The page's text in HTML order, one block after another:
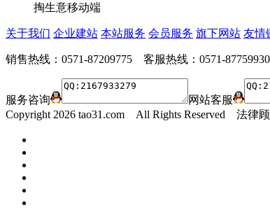
掏生意移动端
关于我们 企业建站 本站服务 会员服务 旗下网站 友情
销售热线：0571-87209775 客服热线：0571-
服务咨询 网站客服
Copyright 2026 tao31.com All Rights Reserved 法律